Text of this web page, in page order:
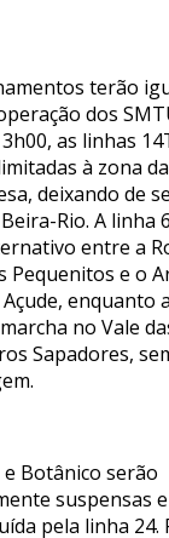
terão
dos
as linhas
à zona
deixando de
Rio. A linha
entre a
Pequenitos e o
enquanto
no Vale
Sapadores,
Botânico serão
suspensas
pela linha 24.